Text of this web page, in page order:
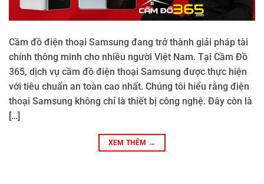
Cầm đồ điện thoại Samsung đang trở thành giải pháp tài
chính thông minh cho nhiều người Việt Nam. Tại Cầm Đồ
365, dịch vụ cầm đồ điện thoại Samsung được thực hiện
với tiêu chuẩn an toàn cao nhất. Chúng tôi hiểu rằng điện
thoại Samsung không chỉ là thiết bị công nghệ. Đây còn là
[…]
XEM THÊM →